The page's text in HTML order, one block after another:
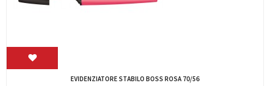
EVIDENZIATORE STABILO BOSS ROSA 70/56